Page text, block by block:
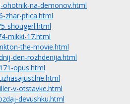
ohotnik-na-demonov.html
zhar-ptica.html
shougerl.html
mikki-17.html
the-movie.html
den-rozhdenija.html
opus.html
v-otstavke.html
devushku.html